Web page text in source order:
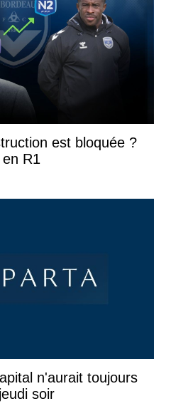
est bloquée ?
R1
n'aurait toujours
soir